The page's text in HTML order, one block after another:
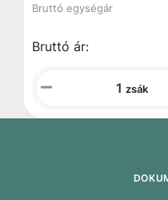
Bruttó egységár
Bruttó ár:
zsák